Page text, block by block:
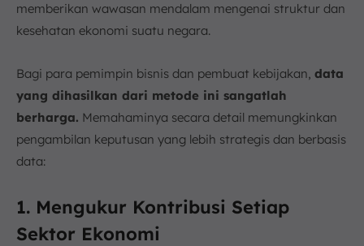
memberikan wawasan mendalam mengenai struktur dan
kesehatan ekonomi suatu negara.
Bagi para pemimpin bisnis dan pembuat kebijakan, data
yang dihasilkan dari metode ini sangatlah
berharga. Memahaminya secara detail memungkinkan
pengambilan keputusan yang lebih strategis dan berbasis
data:
1. Mengukur Kontribusi Setiap
Sektor Ekonomi